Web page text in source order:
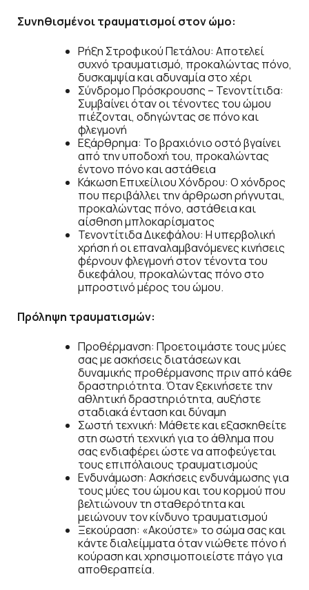
Συνηθισμένοι τραυματισμοί στον ώμο:
Ρήξη Στροφικού Πετάλου: Αποτελεί
συχνό τραυματισμό, προκαλώντας πόνο,
δυσκαμψία και αδυναμία στο χέρι
Σύνδρομο Πρόσκρουσης – Τενοντίτιδα:
Συμβαίνει όταν οι τένοντες του ώμου
πιέζονται, οδηγώντας σε πόνο και
φλεγμονή
Εξάρθρημα: Το βραχιόνιο οστό βγαίνει
από την υποδοχή του, προκαλώντας
έντονο πόνο και αστάθεια
Κάκωση Επιχείλιου Χόνδρου: Ο χόνδρος
που περιβάλλει την άρθρωση ρήγνυται,
προκαλώντας πόνο, αστάθεια και
αίσθηση μπλοκαρίσματος
Τενοντίτιδα Δικεφάλου: Η υπερβολική
χρήση ή οι επαναλαμβανόμενες κινήσεις
φέρνουν φλεγμονή στον τένοντα του
δικεφάλου, προκαλώντας πόνο στο
μπροστινό μέρος του ώμου.
Πρόληψη τραυματισμών:
Προθέρμανση: Προετοιμάστε τους μύες
σας με ασκήσεις διατάσεων και
δυναμικής προθέρμανσης πριν από κάθε
δραστηριότητα. Όταν ξεκινήσετε την
αθλητική δραστηριότητα, αυξήστε
σταδιακά ένταση και δύναμη
Σωστή τεχνική: Μάθετε και εξασκηθείτε
στη σωστή τεχνική για το άθλημα που
σας ενδιαφέρει ώστε να αποφεύγεται
τους επιπόλαιους τραυματισμούς
Ενδυνάμωση: Ασκήσεις ενδυνάμωσης για
τους μύες του ώμου και του κορμού που
βελτιώνουν τη σταθερότητα και
μειώνουν τον κίνδυνο τραυματισμού
Ξεκούραση: «Ακούστε» το σώμα σας και
κάντε διαλείμματα όταν νιώθετε πόνο ή
κούραση και χρησιμοποιείστε πάγο για
αποθεραπεία.